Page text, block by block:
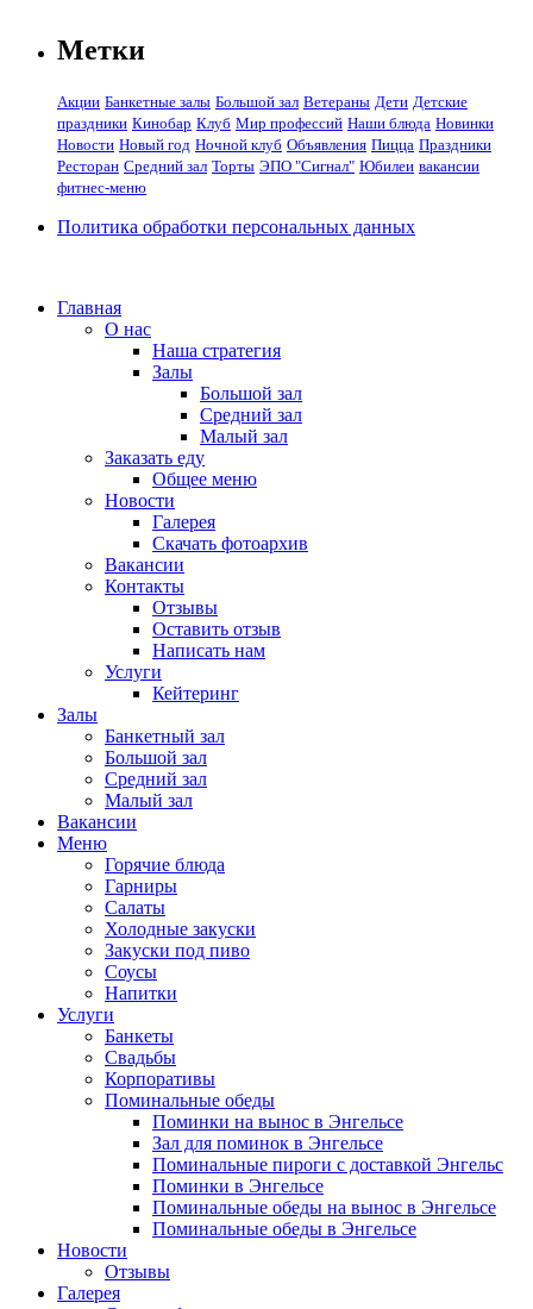
Метки
Акции Банкетные залы Большой зал Ветераны Дети Детские
праздники Кинобар Клуб Мир профессий Наши блюда Новинки
Новости Новый год Ночной клуб Объявления Пицца Праздники
Ресторан Средний зал Торты ЭПО "Сигнал" Юбилеи вакансии
фитнес-меню
Политика обработки персональных данных
Главная
О нас
Наша стратегия
Залы
Большой зал
Средний зал
Малый зал
Заказать еду
Общее меню
Новости
Галерея
Скачать фотоархив
Вакансии
Контакты
Отзывы
Оставить отзыв
Написать нам
Услуги
Кейтеринг
Залы
Банкетный зал
Большой зал
Средний зал
Малый зал
Вакансии
Меню
Горячие блюда
Гарниры
Салаты
Холодные закуски
Закуски под пиво
Соусы
Напитки
Услуги
Банкеты
Свадьбы
Корпоративы
Поминальные обеды
Поминки на вынос в Энгельсе
Зал для поминок в Энгельсе
Поминальные пироги с доставкой Энгельс
Поминки в Энгельсе
Поминальные обеды на вынос в Энгельсе
Поминальные обеды в Энгельсе
Новости
Отзывы
Галерея